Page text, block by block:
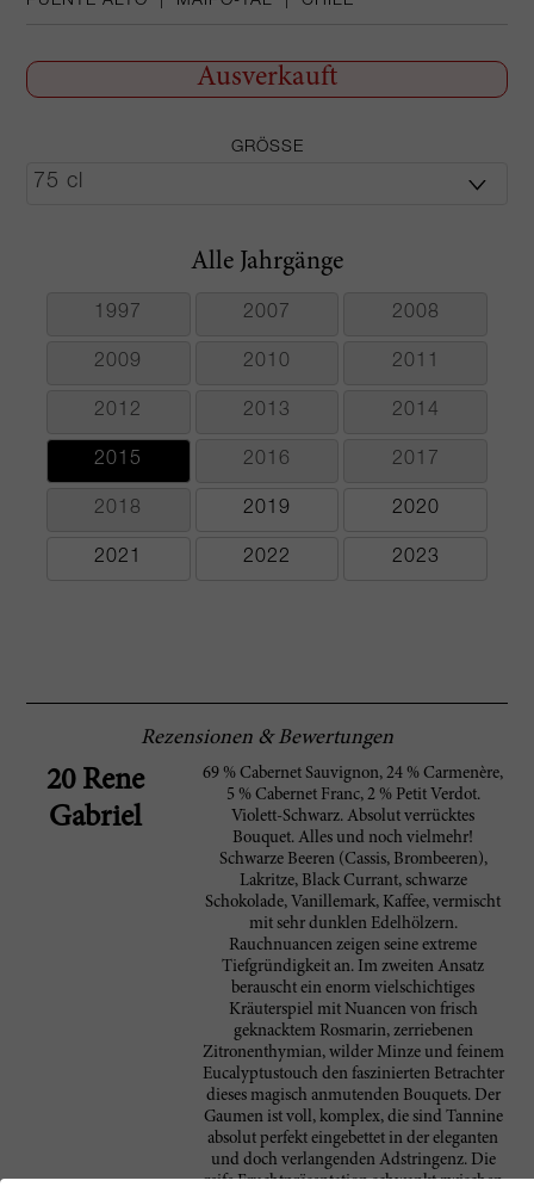
Ausverkauft
GRÖSSE
Alle Jahrgänge
1997 2007 2008
2009 2010 2011
2012 2013 2014
2015 2016 2017
2018 2019 2020
2021 2022 2023
Rezensionen & Bewertungen
20 Rene
Gabriel
69 % Cabernet Sauvignon, 24 % Carmenère,
5 % Cabernet Franc, 2 % Petit Verdot.
Violett-Schwarz. Absolut verrücktes
Bouquet. Alles und noch vielmehr!
Schwarze Beeren (Cassis, Brombeeren),
Lakritze, Black Currant, schwarze
Schokolade, Vanillemark, Kaffee, vermischt
mit sehr dunklen Edelhölzern.
Rauchnuancen zeigen seine extreme
Tiefgründigkeit an. Im zweiten Ansatz
berauscht ein enorm vielschichtiges
Kräuterspiel mit Nuancen von frisch
geknacktem Rosmarin, zerriebenen
Zitronenthymian, wilder Minze und feinem
Eucalyptustouch den faszinierten Betrachter
dieses magisch anmutenden Bouquets. Der
Gaumen ist voll, komplex, die sind Tannine
absolut perfekt eingebettet in der eleganten
und doch verlangenden Adstringenz. Die
reife Fruchtpräsentation schwankt zwischen